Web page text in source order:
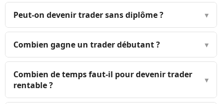
Peut-on devenir trader sans diplôme ? ▾
Combien gagne un trader débutant ? ▾
Combien de temps faut-il pour devenir trader
rentable ?
▾